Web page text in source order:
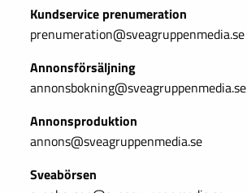
Kundservice prenumeration
prenumeration@sveagruppenmedia.se
Annonsförsäljning
annonsbokning@sveagruppenmedia.se
Annonsproduktion
annons@sveagruppenmedia.se
Sveabörsen